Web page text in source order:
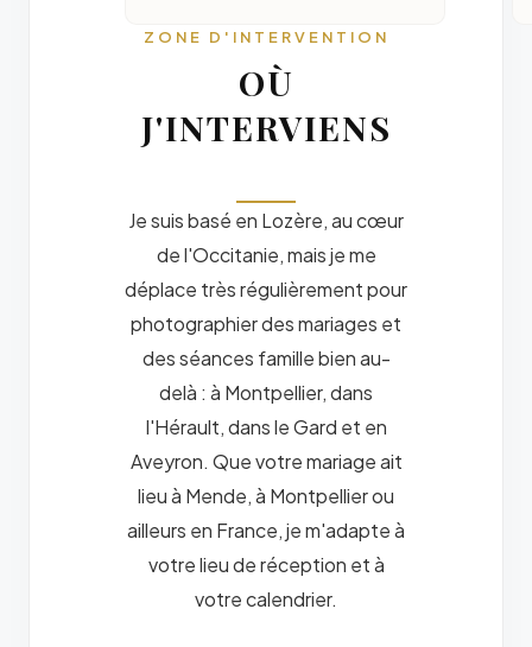
ZONE D'INTERVENTION
OÙ
J'INTERVIENS
Je suis basé en Lozère, au cœur
de l'Occitanie, mais je me
déplace très régulièrement pour
photographier des mariages et
des séances famille bien au-
delà : à Montpellier, dans
l'Hérault, dans le Gard et en
Aveyron. Que votre mariage ait
lieu à Mende, à Montpellier ou
ailleurs en France, je m'adapte à
votre lieu de réception et à
votre calendrier.